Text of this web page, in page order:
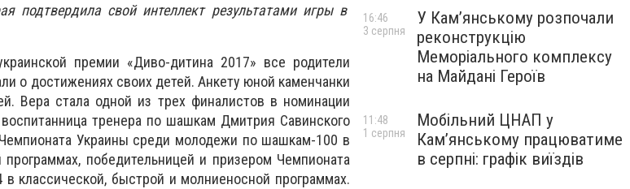
подтвердила свой интеллект результатами игры в
премии «Диво-дитина 2017» все родители
о достижениях своих детей. Анкету юной каменчанки
Вера стала одной из трех финалистов в номинации
тренера по шашкам Дмитрия Савинского
Украины среди молодежи по шашкам-100 в
победительницей и призером Чемпионата
быстрой и молниеносной программах.
У Кам’янському розпочали
реконструкцію
Меморіального комплексу
на Майдані Героїв
16:46
3 серпня
Мобільний ЦНАП у
Кам’янському працюватиме
в серпні: графік виїздів
11:48
1 серпня